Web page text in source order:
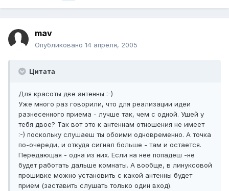
mav
Опубликовано 14 апреля, 2005
Цитата
Для красоты две антенны :-)
Уже много раз говорили, что для реализации идеи
разнесенного приема - лучше так, чем с одной. Ушей у
тебя двое? Так вот это к антеннам отношения не имеет
:-) поскольку слушаеш ты обоими одновременно. А точка
по-очереди, и откуда сигнал больше - там и остается.
Передающая - одна из них. Если на нее попадеш -не
будет работать дальше комнаты. А вообще, в линуксовой
прошивке можно установить с какой антенны будет
прием (заставить слушать только один вход).